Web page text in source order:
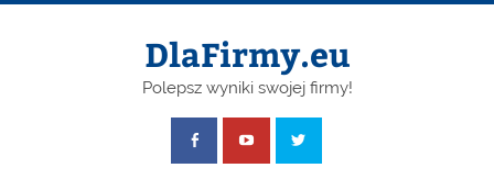
Skip
DlaFirmy.eu
Polepsz wyniki swojej firmy!